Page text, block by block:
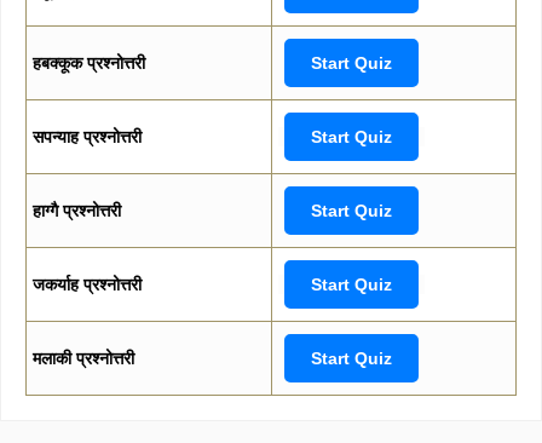
हबक्कूक प्रश्नोत्तरी Start Quiz
सपन्याह प्रश्नोत्तरी Start Quiz
हाग्गै प्रश्नोत्तरी Start Quiz
जकर्याह प्रश्नोत्तरी Start Quiz
मलाकी प्रश्नोत्तरी Start Quiz